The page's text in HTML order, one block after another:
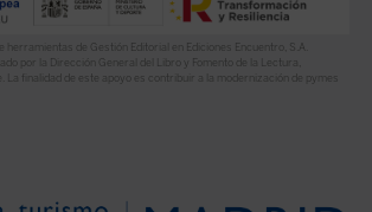
herramientas de Gestión Editorial en Ediciones Encuentro, S.A.
por la Dirección General del Libro y Fomento de la Lectura,
La finalidad de este apoyo es contribuir a la modernización de pymes